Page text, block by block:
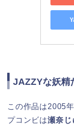
JAZZYな妖精
この作品は2005
プコンビは瀬奈じ